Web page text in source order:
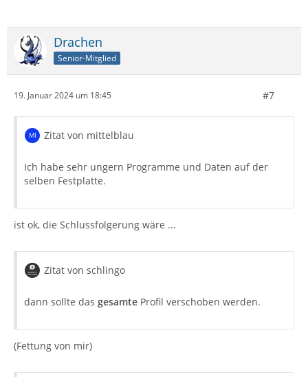
Drachen
Senior-Mitglied
19. Januar 2024 um 18:45 #7
Zitat von mittelblau
Ich habe sehr ungern Programme und Daten auf der
selben Festplatte.
ist ok, die Schlussfolgerung wäre ...
Zitat von schlingo
dann sollte das gesamte Profil verschoben werden.
(Fettung von mir)